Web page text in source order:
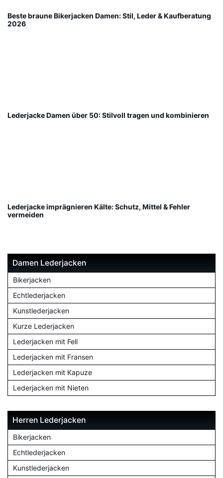
Beste braune Bikerjacken Damen: Stil, Leder & Kaufberatung
2026
Lederjacke Damen über 50: Stilvoll tragen und kombinieren
Lederjacke imprägnieren Kälte: Schutz, Mittel & Fehler
vermeiden
Damen Lederjacken
Bikerjacken
Echtlederjacken
Kunstlederjacken
Kurze Lederjacken
Lederjacken mit Fell
Lederjacken mit Fransen
Lederjacken mit Kapuze
Lederjacken mit Nieten
Herren Lederjacken
Bikerjacken
Echtlederjacken
Kunstlederjacken